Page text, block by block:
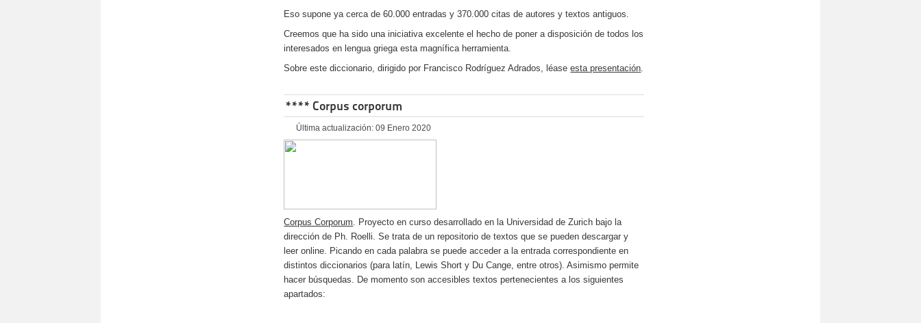
Eso supone ya cerca de 60.000 entradas y 370.000 citas de autores y textos antiguos.
Creemos que ha sido una iniciativa excelente el hecho de poner a disposición de todos los
interesados en lengua griega esta magnífica herramienta.
Sobre este diccionario, dirigido por Francisco Rodríguez Adrados, léaseesta presentación
**** Corpus corporum
Última actualización: 09 Enero 2020
Corpus Corporum . Proyecto en curso desarrollado en la Universidad de Zurich bajo la
dirección de Ph. Roelli. Se trata de un repositorio de textos que se pueden descargar y
leer online. Picando en cada palabra se puede acceder a la entrada correspondiente en
distintos diccionarios (para latín, Lewis Short y Du Cange, entre otros). Asimismo permite
hacer búsquedas. De momento son accesibles textos pertenecientes a los siguientes
apartados: